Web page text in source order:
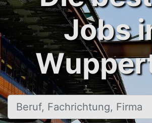
Jobs
Beruf, Fachrichtung, Firma